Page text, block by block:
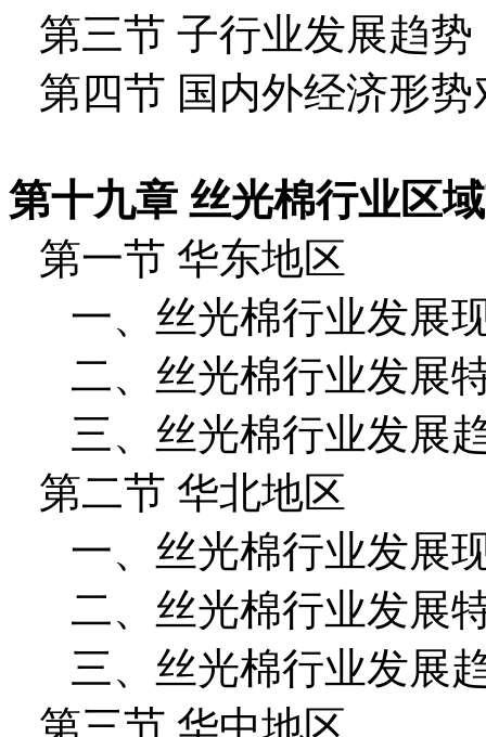
第三节 子行业发展趋势
第四节 国内外经济形
第十九章 丝光棉行业区
第一节 华东地区
一、丝光棉行业发展
二、丝光棉行业发展
三、丝光棉行业发展
第二节 华北地区
一、丝光棉行业发展
二、丝光棉行业发展
三、丝光棉行业发展
第三节 华中地区